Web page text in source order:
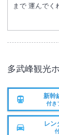
まで 運んでく
多武峰観光
新幹
付き
レン